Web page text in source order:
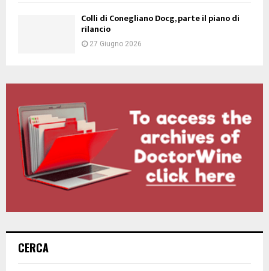
Colli di Conegliano Docg, parte il piano di
rilancio
27 Giugno 2026
CERCA